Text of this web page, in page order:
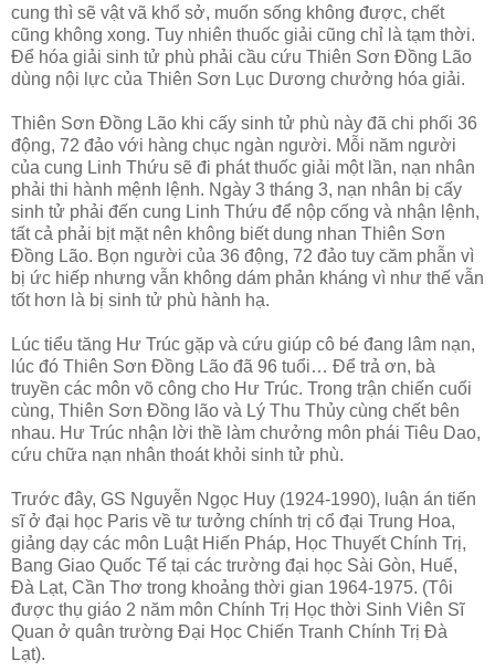
cung thì sẽ vật vã khổ sở, muốn sống không được, chết
cũng không xong. Tuy nhiên thuốc giải cũng chỉ là tạm thời.
Để hóa giải sinh tử phù phải cầu cứu Thiên Sơn Đồng Lão
dùng nội lực của Thiên Sơn Lục Dương chưởng hóa giải.
Thiên Sơn Đồng Lão khi cấy sinh tử phù này đã chi phối 36
động, 72 đảo với hàng chục ngàn người. Mỗi năm người
của cung Linh Thứu sẽ đi phát thuốc giải một lần, nạn nhân
phải thi hành mệnh lệnh. Ngày 3 tháng 3, nạn nhân bị cấy
sinh tử phải đến cung Linh Thứu để nộp cống và nhận lệnh,
tất cả phải bịt mặt nên không biết dung nhan Thiên Sơn
Đồng Lão. Bọn người của 36 động, 72 đảo tuy căm phẫn vì
bị ức hiếp nhưng vẫn không dám phản kháng vì như thế vẫn
tốt hơn là bị sinh tử phù hành hạ.
Lúc tiểu tăng Hư Trúc gặp và cứu giúp cô bé đang lâm nạn,
lúc đó Thiên Sơn Đồng Lão đã 96 tuổi… Để trả ơn, bà
truyền các môn võ công cho Hư Trúc. Trong trận chiến cuối
cùng, Thiên Sơn Đồng lão và Lý Thu Thủy cùng chết bên
nhau. Hư Trúc nhận lời thề làm chưởng môn phái Tiêu Dao,
cứu chữa nạn nhân thoát khỏi sinh tử phù.
Trước đây, GS Nguyễn Ngọc Huy (1924-1990), luận án tiến
sĩ ở đại học Paris về tư tưởng chính trị cổ đại Trung Hoa,
giảng dạy các môn Luật Hiến Pháp, Học Thuyết Chính Trị,
Bang Giao Quốc Tế tại các trường đại học Sài Gòn, Huế,
Đà Lạt, Cần Thơ trong khoảng thời gian 1964-1975. (Tôi
được thụ giáo 2 năm môn Chính Trị Học thời Sinh Viên Sĩ
Quan ở quân trường Đại Học Chiến Tranh Chính Trị Đà
Lạt).